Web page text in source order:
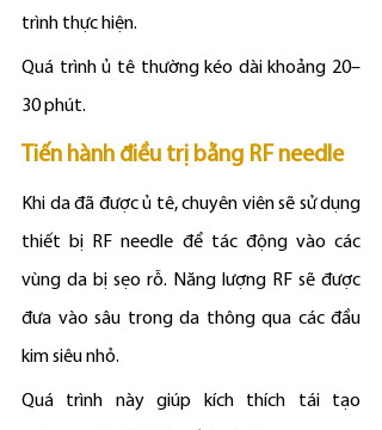
trình thực hiện.
Quá trình ủ tê thường kéo dài khoảng 20–
30 phút.
Tiến hành điều trị bằng RF needle
Khi da đã được ủ tê, chuyên viên sẽ sử dụng
thiết bị RF needle để tác động vào các
vùng da bị sẹo rỗ. Năng lượng RF sẽ được
đưa vào sâu trong da thông qua các đầu
kim siêu nhỏ.
Quá trình này giúp kích thích tái tạo